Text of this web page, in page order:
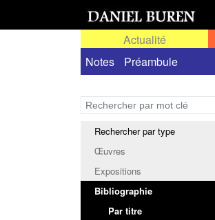
Actualité
Notes
Préambule
Rechercher par type
Œuvres
Expositions
Bibliographie
Par titre